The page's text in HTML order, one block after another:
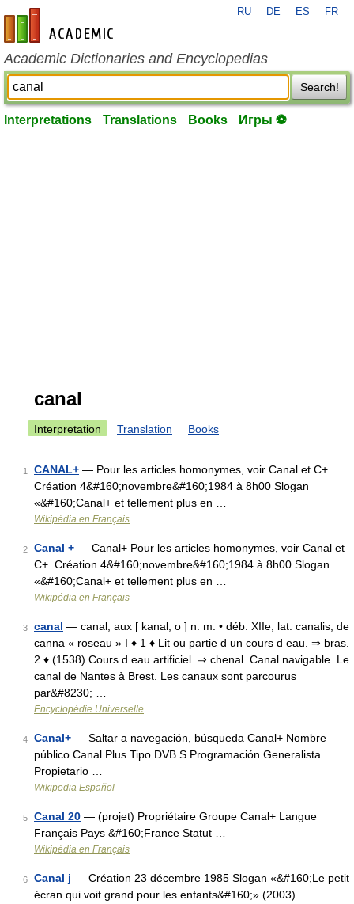
en-academic.com
RU DE ES FR
Academic Dictionaries and Encyclopedias
Search!
Interpretations Translations Books Игры ⚽
canal
Interpretation Translation Books
1 CANAL+ — Pour les articles homonymes, voir Canal et C+.
Création 4&#160;novembre&#160;1984 à 8h00 Slogan
«&#160;Canal+ et tellement plus en …
Wikipédia en Français
2 Canal + — Canal+ Pour les articles homonymes, voir Canal et
C+. Création 4&#160;novembre&#160;1984 à 8h00 Slogan
«&#160;Canal+ et tellement plus en …
Wikipédia en Français
3 canal — canal, aux [ kanal, o ] n. m. • déb. XIIe; lat. canalis, de
canna « roseau » I ♦ 1 ♦ Lit ou partie d un cours d eau. ⇒ bras.
2 ♦ (1538) Cours d eau artificiel. ⇒ chenal. Canal navigable. Le
canal de Nantes à Brest. Les canaux sont parcourus
par&#8230; …
Encyclopédie Universelle
4 Canal+ — Saltar a navegación, búsqueda Canal+ Nombre
público Canal Plus Tipo DVB S Programación Generalista
Propietario …
Wikipedia Español
5 Canal 20 — (projet) Propriétaire Groupe Canal+ Langue
Français Pays &#160;France Statut …
Wikipédia en Français
6 Canal j — Création 23 décembre 1985 Slogan «&#160;Le petit
écran qui voit grand pour les enfants&#160;» (2003)